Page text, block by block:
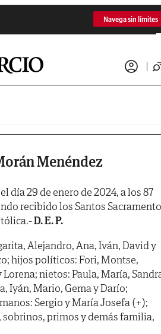
Navega sin límites
Menéndez
día 29 de enero de 2024, a los 87
recibido los Santos
D. E. P.
Alejandro, Ana, Iván, David y
hijos políticos: Fori, Montse,
nietos: Paula, María,
Iyán, Mario, Gema y Darío;
Sergio y María Josefa (+);
primos y demás familia,